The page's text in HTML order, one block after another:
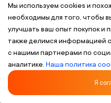
Чего вы
надежный
услуги сервис
Мы используем cookies и
необходимы для того, чтобы
улучшать ваш опыт покупок и
также делимся информацией
с нашими партнерами по
аналитике. Наша политика
Я